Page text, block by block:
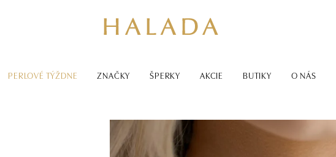
PERLOVÉ TÝŽDNE ZNAČKY ŠPERKY AKCIE BUTIKY O NÁS